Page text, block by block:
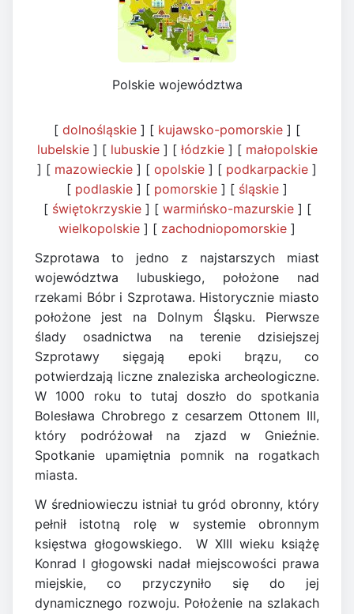
Polskie województwa
[ dolnośląskie ] [ kujawsko-pomorskie ] [
lubelskie] [ lubuskie] [ łódzkie] [ małopolskie
] [ mazowieckie ] [ opolskie ] [ podkarpackie ]
[ podlaskie ] [ pomorskie ] [ śląskie ]
[ świętokrzyskie] [ warmińsko-mazurskie] [
wielkopolskie ] [ zachodniopomorskie ]
Szprotawa to jedno z najstarszych miast
województwa lubuskiego, położone nad
rzekami Bóbr i Szprotawa. Historycznie miasto
położone jest na Dolnym Śląsku. Pierwsze
ślady osadnictwa na terenie dzisiejszej
Szprotawy sięgają epoki brązu, co
potwierdzają liczne znaleziska archeologiczne.
W 1000 roku to tutaj doszło do spotkania
Bolesława Chrobrego z cesarzem Ottonem III,
który podróżował na zjazd w Gnieźnie.
Spotkanie upamiętnia pomnik na rogatkach
miasta.
W średniowieczu istniał tu gród obronny, który
pełnił istotną rolę w systemie obronnym
księstwa głogowskiego. W XIII wieku książę
Konrad I głogowski nadał miejscowości prawa
miejskie, co przyczyniło się do jej
dynamicznego rozwoju. Położenie na szlakach